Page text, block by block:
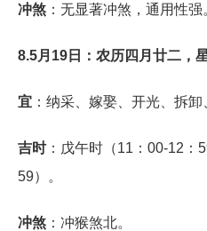
冲煞 ：无显著冲煞，通用性强
8.5月19日：农历四月廿二，
宜 ：纳采、嫁娶、开光、拆卸
吉时：戊午时（11：00-12：
59）。
冲煞 ：冲猴煞北。